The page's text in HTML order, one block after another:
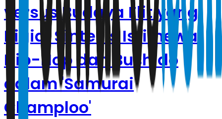
versus Budaya Elit yang
Rigid: Sintesis Istimewa
Hip-Hop dan Bushido
dalam 'Samurai
Champloo'